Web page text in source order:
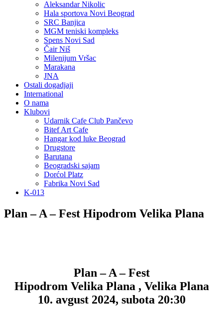
Aleksandar Nikolic
Hala sportova Novi Beograd
SRC Banjica
MGM teniski kompleks
Spens Novi Sad
Čair Niš
Milenijum Vršac
Marakana
JNA
Ostali dogadjaji
International
O nama
Klubovi
Udarnik Cafe Club Pančevo
Bitef Art Cafe
Hangar kod luke Beograd
Drugstore
Barutana
Beogradski sajam
Dorćol Platz
Fabrika Novi Sad
K-013
Plan – A – Fest Hipodrom Velika Plana
Plan – A – Fest
Hipodrom Velika Plana , Velika Plana
10. avgust 2024, subota 20:30